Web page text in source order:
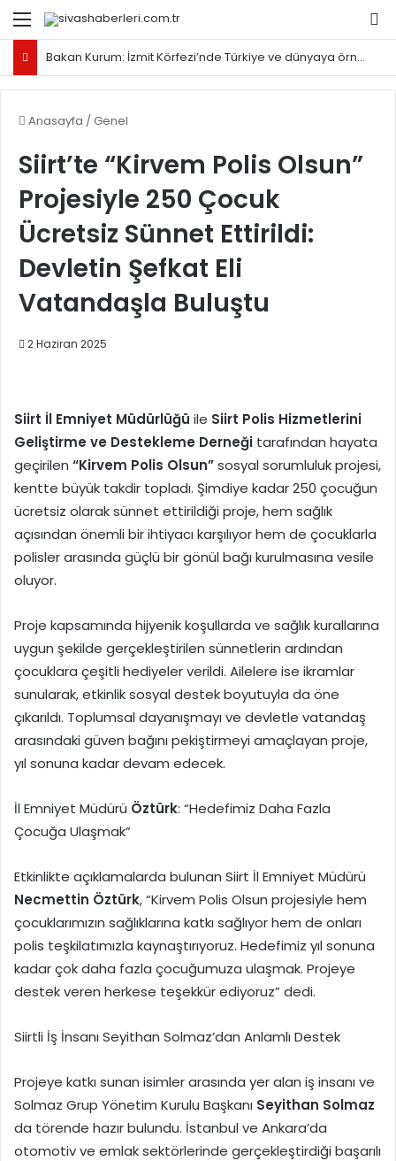
Menü
Bakan Kurum: İzmit Körfezi’nde Türkiye ve dünyaya örnek olacak proje yürütüyoruz
Anasayfa /Genel
Siirt’te “Kirvem Polis Olsun”
Projesiyle 250 Çocuk
Ücretsiz Sünnet Ettirildi:
Devletin Şefkat Eli
Vatandaşla Buluştu
2 Haziran 2025
Siirt İl Emniyet Müdürlüğü ile Siirt Polis Hizmetlerini
Geliştirme ve Destekleme Derneği tarafından hayata
geçirilen “Kirvem Polis Olsun”sosyal sorumluluk projesi,
kentte büyük takdir topladı. Şimdiye kadar 250 çocuğun
ücretsiz olarak sünnet ettirildiği proje, hem sağlık
açısından önemli bir ihtiyacı karşılıyor hem de çocuklarla
polisler arasında güçlü bir gönül bağı kurulmasına vesile
oluyor.
Proje kapsamında hijyenik koşullarda ve sağlık kurallarına
uygun şekilde gerçekleştirilen sünnetlerin ardından
çocuklara çeşitli hediyeler verildi. Ailelere ise ikramlar
sunularak, etkinlik sosyal destek boyutuyla da öne
çıkarıldı. Toplumsal dayanışmayı ve devletle vatandaş
arasındaki güven bağını pekiştirmeyi amaçlayan proje,
yıl sonuna kadar devam edecek.
İl Emniyet Müdürü Öztürk: “Hedefimiz Daha Fazla
Çocuğa Ulaşmak”
Etkinlikte açıklamalarda bulunan Siirt İl Emniyet Müdürü
Necmettin Öztürk, “Kirvem Polis Olsun projesiyle hem
çocuklarımızın sağlıklarına katkı sağlıyor hem de onları
polis teşkilatımızla kaynaştırıyoruz. Hedefimiz yıl sonuna
kadar çok daha fazla çocuğumuza ulaşmak. Projeye
destek veren herkese teşekkür ediyoruz” dedi.
Siirtli İş İnsanı Seyithan Solmaz’dan Anlamlı Destek
Projeye katkı sunan isimler arasında yer alan iş insanı ve
Solmaz Grup Yönetim Kurulu Başkanı Seyithan Solmaz
da törende hazır bulundu. İstanbul ve Ankara’da
otomotiv ve emlak sektörlerinde gerçekleştirdiği başarılı